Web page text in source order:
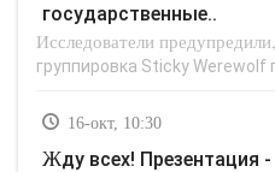
государственные..
Исследователи
группировка Sticky Werewolf
16-окт, 10:30
Жду всех! Презентация